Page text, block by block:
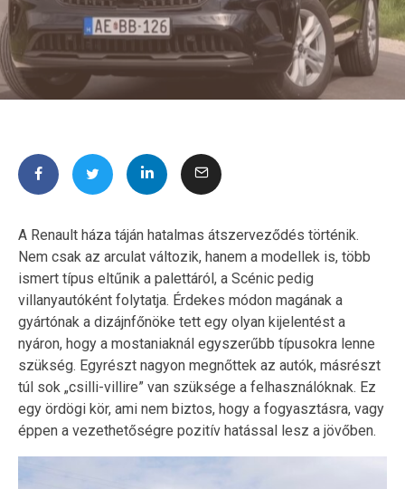
A Renault háza táján hatalmas átszerveződés történik.
Nem csak az arculat változik, hanem a modellek is, több
ismert típus eltűnik a palettáról, a Scénic pedig
villanyautóként folytatja. Érdekes módon magának a
gyártónak a dizájnfőnöke tett egy olyan kijelentést a
nyáron, hogy a mostaniaknál egyszerűbb típusokra lenne
szükség. Egyrészt nagyon megnőttek az autók, másrészt
túl sok „csilli-villire” van szüksége a felhasználóknak. Ez
egy ördögi kör, ami nem biztos, hogy a fogyasztásra, vagy
éppen a vezethetőségre pozitív hatással lesz a jövőben.